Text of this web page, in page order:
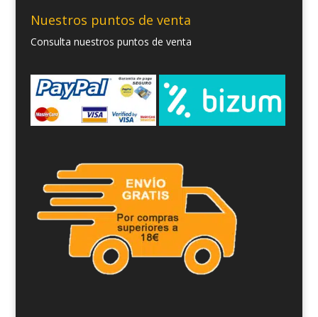
Nuestros puntos de venta
Consulta nuestros puntos de venta